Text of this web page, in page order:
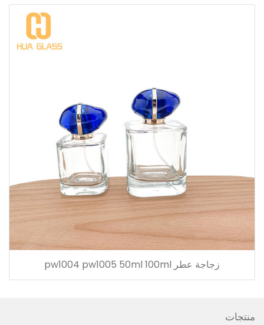
زجاجة عطر pw1004 pw1005 50ml 100ml
منتجات